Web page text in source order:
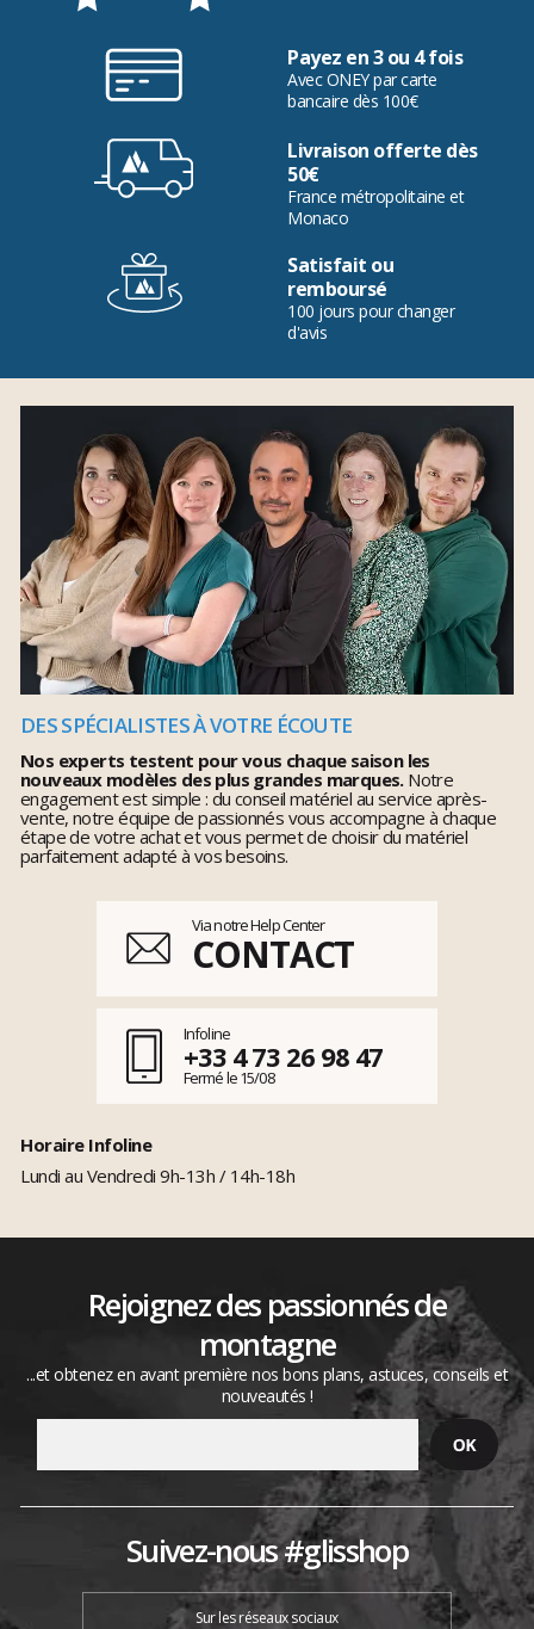
Payez en 3 ou 4 fois
Avec ONEY par carte
bancaire dès 100€
Livraison offerte dès
50€
France métropolitaine et
Monaco
Satisfait ou
remboursé
100 jours pour changer
d'avis
DES SPÉCIALISTES À VOTRE ÉCOUTE
Nos experts testent pour vous chaque saison les
nouveaux modèles des plus grandes marques.Notre
engagement est simple : du conseil matériel au service après-
vente, notre équipe de passionnés vous accompagne à chaque
étape de votre achat et vous permet de choisir du matériel
parfaitement adapté à vos besoins.
Via notre Help Center
CONTACT
Infoline
+33 4 73 26 98 47
Fermé le 15/08
Horaire Infoline
Lundi au Vendredi 9h-13h / 14h-18h
Rejoignez des passionnés de
montagne
...et obtenez en avant première nos bons plans, astuces, conseils et
nouveautés !
Suivez-nous #glisshop
Sur les réseaux sociaux